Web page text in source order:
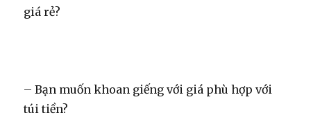
giá rẻ?
– Bạn muốn khoan giếng với giá phù hợp với
túi tiền?